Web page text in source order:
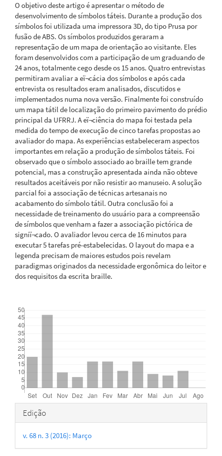
O objetivo deste artigo é apresentar o método de
desenvolvimento de símbolos táteis. Durante a produção dos
símbolos foi utilizada uma impressora 3D, do tipo Prusa por
fusão de ABS. Os símbolos produzidos geraram a
representação de um mapa de orientação ao visitante. Eles
foram desenvolvidos com a participação de um graduando de
24 anos, totalmente cego desde os 15 anos. Quatro entrevistas
permitiram avaliar a eï¬cácia dos símbolos e após cada
entrevista os resultados eram analisados, discutidos e
implementados numa nova versão. Finalmente foi construído
um mapa tátil de localização do primeiro pavimento do prédio
principal da UFRRJ. A eï¬ciência do mapa foi testada pela
medida do tempo de execução de cinco tarefas propostas ao
avaliador do mapa. As experiências estabeleceram aspectos
importantes em relação a produção de símbolos táteis. Foi
observado que o símbolo associado ao braille tem grande
potencial, mas a construção apresentada ainda não obteve
resultados aceitáveis por não resistir ao manuseio. A solução
parcial foi a associação de técnicas artesanais no
acabamento do símbolo tátil. Outra conclusão foi a
necessidade de treinamento do usuário para a compreensão
de símbolos que venham a fazer a associação pictórica de
signiï¬cado. O avaliador levou cerca de 16 minutos para
executar 5 tarefas pré-estabelecidas. O layout do mapa e a
legenda precisam de maiores estudos pois revelam
paradigmas originados da necessidade ergonômica do leitor e
dos requisitos da escrita braille.
Detalhes
do
artigo
Edição
v. 68 n. 3 (2016): Março